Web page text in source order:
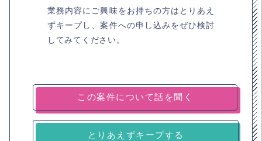
業務内容にご興味をお持ちの方はとりあえ
ずキープし、案件への申し込みをぜひ検討
してみてください。
とりあえずキープする